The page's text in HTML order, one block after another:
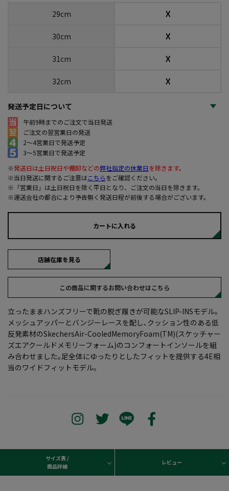
29cm ☓
30cm ☓
31cm ☓
32cm ☓
発送予定日について
午前9時までのご注文で当日発送
ご注文の翌営業日の発送
2～4営業日で発送予定
3～5営業日で発送予定
※発送日は土日祝日や棚卸などの弊社指定の休業日を除きます。
※当日発送に関するご注意はこちらをご確認ください。
※「営業日」は土日祝日を除く平日となり、ご注文の当日を除きます。
※運送会社の都合により予告無く発送日程が前後する場合がございます。
カートに入れる
店舗在庫を見る
この商品に関するお問い合わせはこちら
立ったままハンズフリーで靴の脱ぎ履きが可能なSLIP-INSモデル｡
メッシュアッパーとバンジーレースを配し､クッション性のある低
反発素材のSkechersAir-CooledMemoryFoam(TM)(スケッチャー
ズエアクールドメモリーフォーム)のコンフォートインソールを組
み合わせました｡足全体にゆったりとしたフィットを提供する4E相
当のワイドフィットモデル｡
サイズ表 /
商品詳細
レビュー